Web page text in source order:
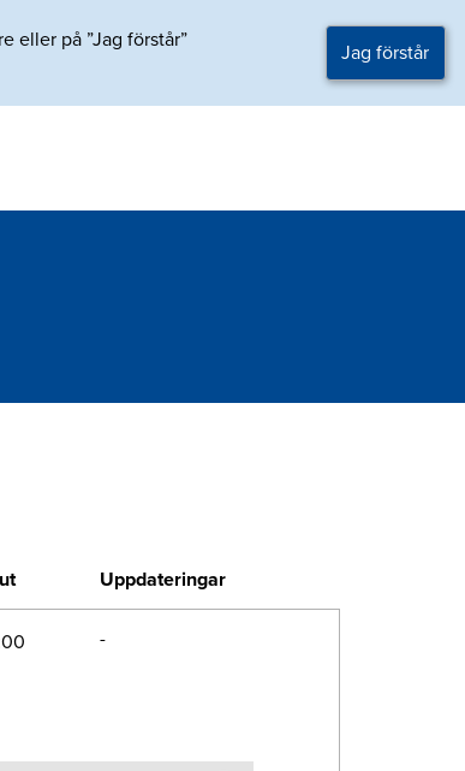
eller på ”Jag förstår”
Jag förstår
Uppdateringar
-